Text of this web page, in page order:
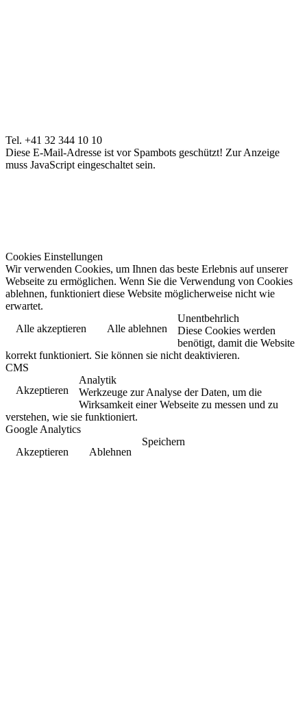
Tel. +41 32 344 10 10
Diese E-Mail-Adresse ist vor Spambots geschützt! Zur Anzeige
muss JavaScript eingeschaltet sein.
Cookies Einstellungen
Wir verwenden Cookies, um Ihnen das beste Erlebnis auf unserer
Webseite zu ermöglichen. Wenn Sie die Verwendung von Cookies
ablehnen, funktioniert diese Website möglicherweise nicht wie
erwartet.
Alle akzeptieren
Alle ablehnen
Unentbehrlich
Diese Cookies werden
benötigt, damit die Website
korrekt funktioniert. Sie können sie nicht deaktivieren.
CMS
Akzeptieren
Analytik
Werkzeuge zur Analyse der Daten, um die
Wirksamkeit einer Webseite zu messen und zu
verstehen, wie sie funktioniert.
Google Analytics
Akzeptieren
Ablehnen
Speichern